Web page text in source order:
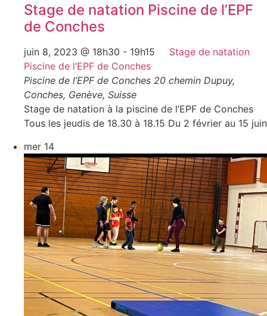
Stage de natation Piscine de l’EPF
de Conches
juin 8, 2023 @ 18h30 - 19h15
Stage de natation
Piscine de l’EPF de Conches
Piscine de l’EPF de Conches 20 chemin Dupuy,
Conches, Genève, Suisse
Stage de natation à la piscine de l’EPF de Conches
Tous les jeudis de 18.30 à 18.15 Du 2 février au 15 juin
mer 14